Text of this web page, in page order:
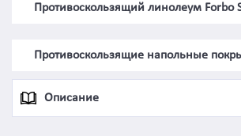
Противоскользящий линолеум Forbo
Противоскользящие напольные
Описание